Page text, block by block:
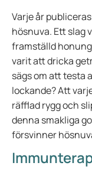
Varje år
hösnuva. Ett slag
framställd
varit att dricka
sägs om att testa
lockande? Att
räfflad rygg och
denna smakliga
försvinner